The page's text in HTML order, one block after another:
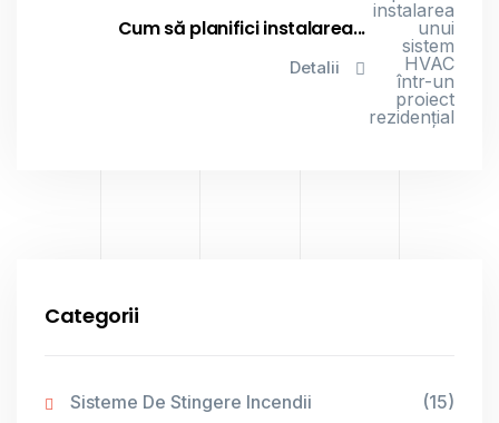
Cum să planifici instalarea...
Detalii
Categorii
Sisteme De Stingere Incendii (15)